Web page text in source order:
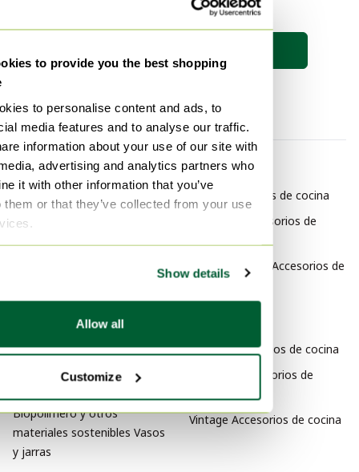
to provide you the best shopping
to personalise content and ads, to
media features and to analyse our traffic.
information about your use of our site with
advertising and analytics partners who
it with other information that you’ve
them or that they’ve collected from your use
Show details
Allow all
Customize
de tus sueños esté en línea 🔎
Por categoría
materiales sostenibles Vajillas
materiales sostenibles Juegos
de cubiertos
Biopolímero y otros
materiales sostenibles
Biopolímero y otros
materiales sostenibles Vasos
y jarras
Por marca
WMF Accesorios de cocina
Brabantia Accesorios de
Villeroy & Boch Accesorios de
Clásico Accesorios de cocina
Moderno Accesorios de
Vintage Accesorios de cocina